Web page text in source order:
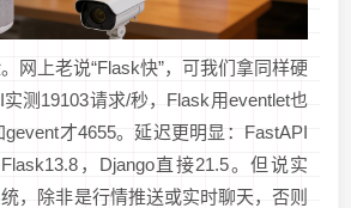
网上老说“Flask快”，可我们拿同样硬
测19103请求/秒，Flask用eventlet也
gevent才4655。延迟更明显：FastAPI
，Django直接21.5。但说实
，除非是行情推送或实时聊天，否则